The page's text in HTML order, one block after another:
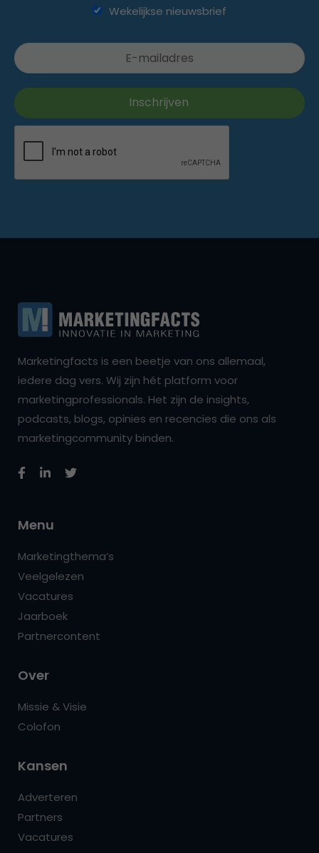
Wekelijkse nieuwsbrief
Marketingfacts is een beetje van ons allemaal,
iedere dag vers. Wij zijn hét platform voor
marketingprofessionals. Het zijn de insights,
podcasts, blogs, opinies en recencies die ons als
marketingcommunity binden.
Menu
Marketingthema’s
Veelgelezen
Vacatures
Jaarboek
Partnercontent
Over
Missie & Visie
Colofon
Kansen
Adverteren
Partners
Vacatures